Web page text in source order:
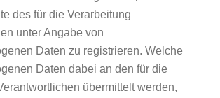
des für die Verarbeitung
unter Angabe von
Daten zu registrieren. Welche
Daten dabei an den für die
übermittelt werden,